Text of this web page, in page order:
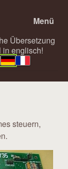
Menü
Übersetzung
in englisch!
steuern,